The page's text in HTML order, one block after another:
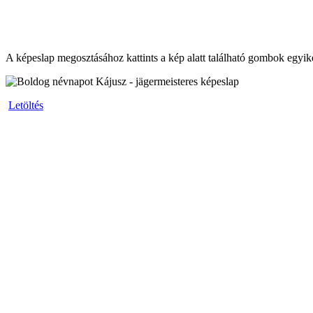
A képeslap megosztásához kattints a kép alatt található gombok
Letöltés